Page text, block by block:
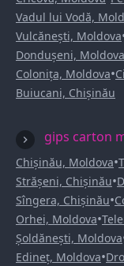
Vadul lui Vodă,
Vulcănești, Moldova
Dondușeni, Moldova
Colonița, Moldova•
Buiucani, Chișinău
gips carton
Chișinău, Moldova•
Strășeni, Chișinău•
Sîngera, Chișinău•
Orhei, Moldova•
Șoldănești, Moldova
Edineț, Moldova•